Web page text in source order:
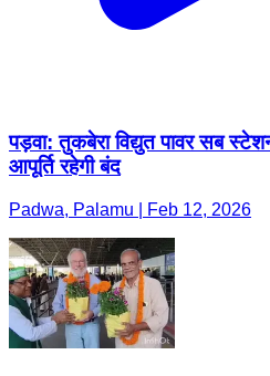
पड़वा: तुकबेरा विद्युत पावर सब
आपूर्ति रहेगी बंद
Padwa, Palamu | Feb 12, 2026